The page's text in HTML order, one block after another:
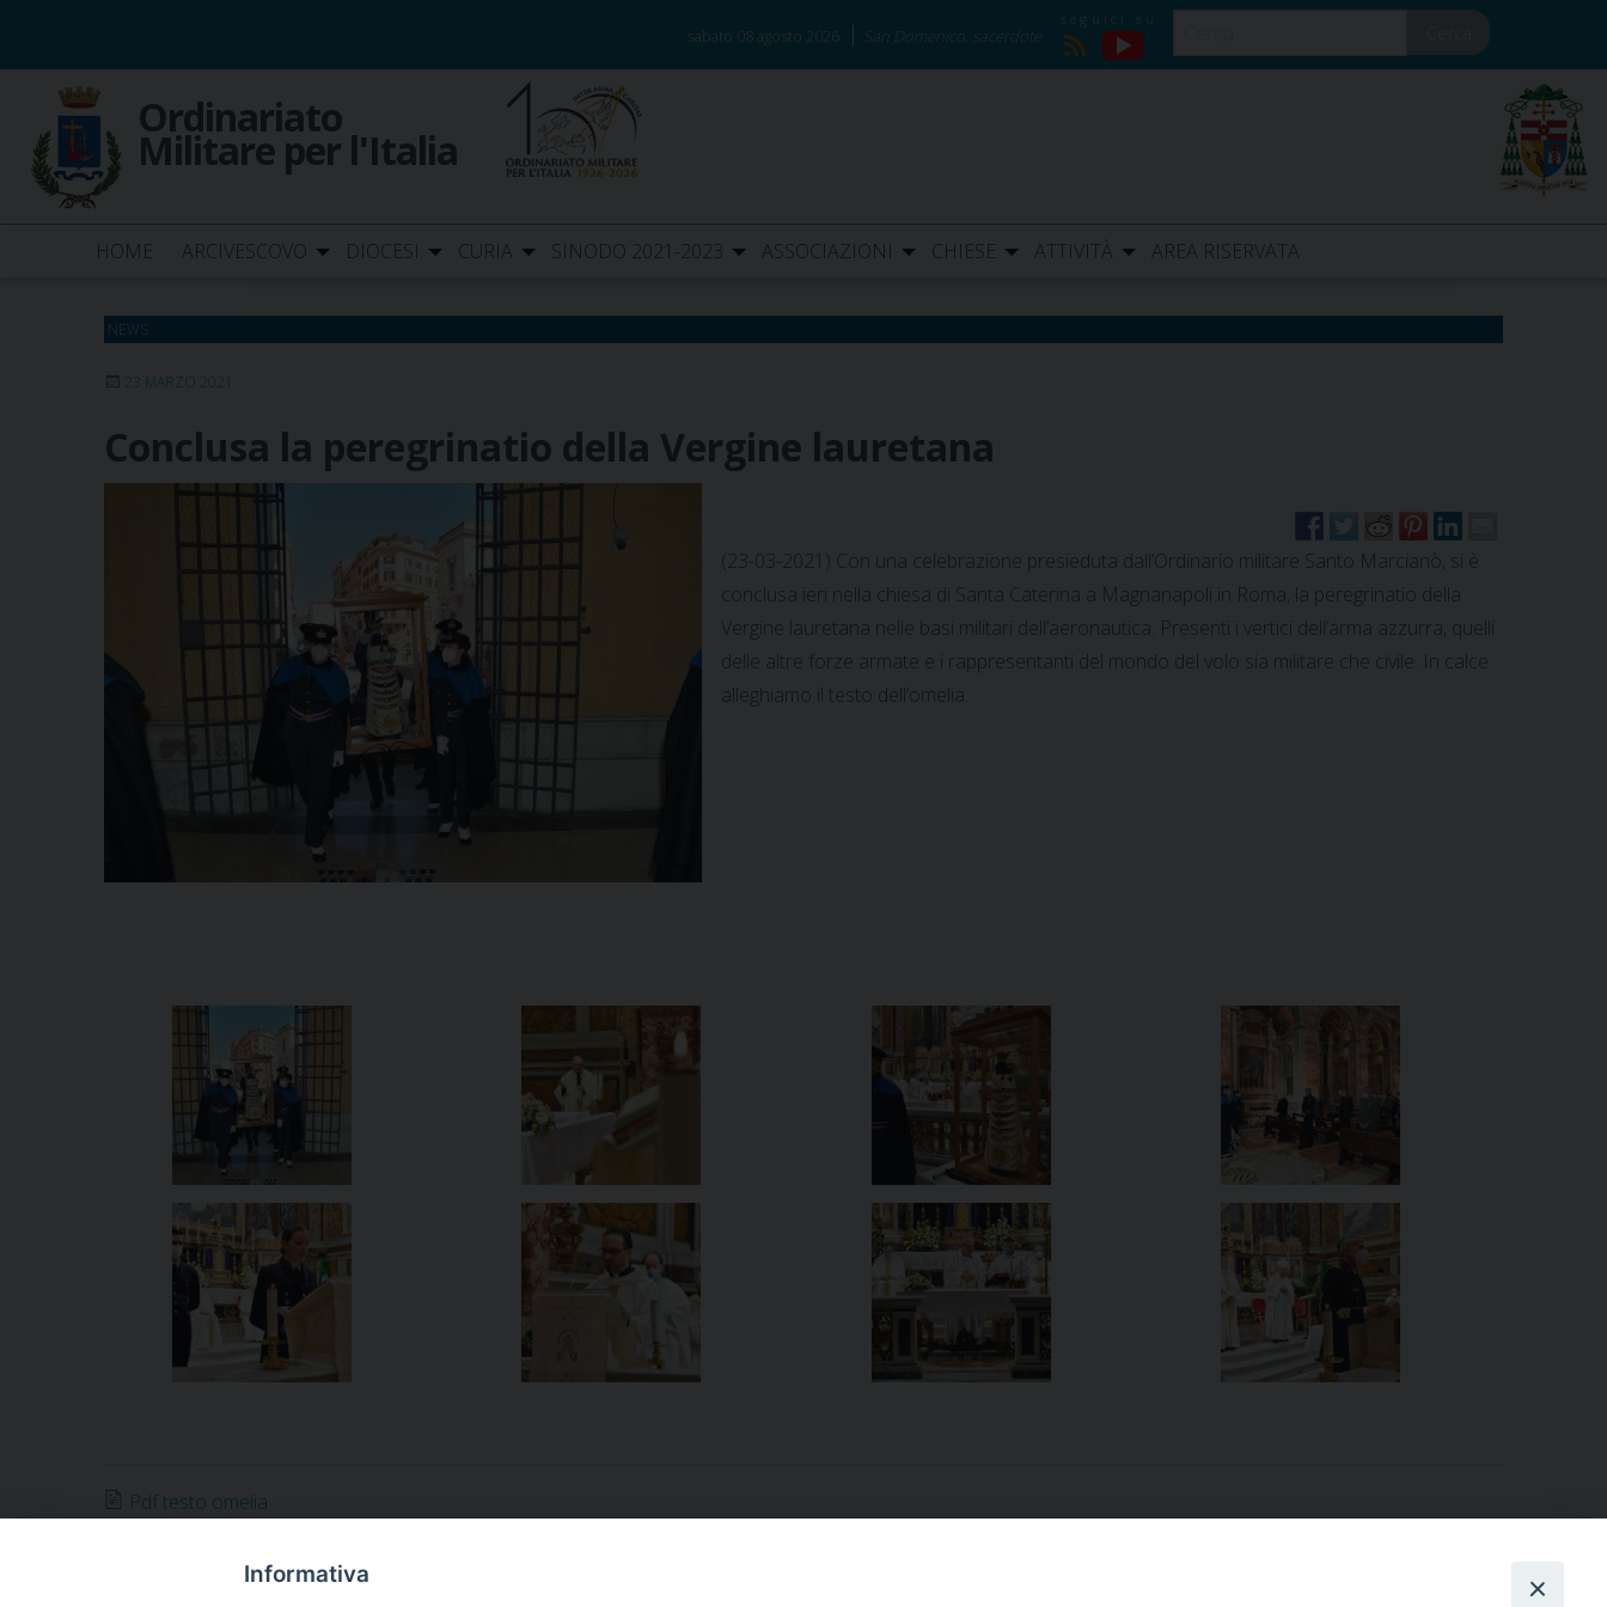
content
sabato 08 agosto 2026 San Domenico, sacerdote
RSS
YouTube
Ordinariato
Militare per l'Italia
HOME ARCIVESCOVO DIOCESI CURIA SINODO 2021-2023 ASSOCIAZIONI CHIESE ATTIVITÀ AREA RISERVATA
NEWS
23 MARZO 2021
Conclusa la peregrinatio della Vergine lauretana
(23-03-2021) Con una celebrazione presieduta dall’Ordinario militare Santo Marcianò, si è
conclusa ieri nella chiesa di Santa Caterina a Magnanapoli in Roma, la peregrinatio della
Vergine lauretana nelle basi militari dell’aeronautica. Presenti i vertici dell’arma azzurra, quelli
delle altre forze armate e i rappresentanti del mondo del volo sia militare che civile. In calce
alleghiamo il testo dell’omelia.
Pdf testo omelia
Informativa